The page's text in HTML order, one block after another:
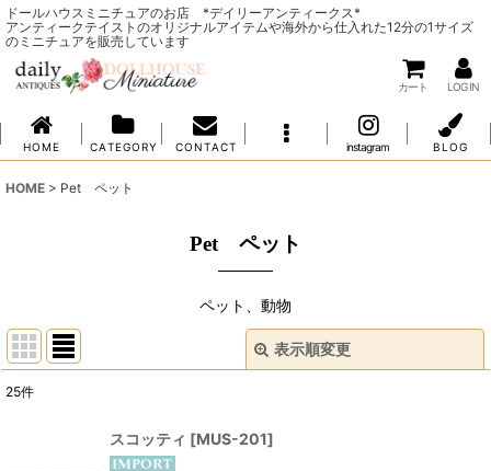
ドールハウスミニチュアのお店 *デイリーアンティークス*
アンティークテイストのオリジナルアイテムや海外から仕入れた12分の1サイズ
のミニチュアを販売しています
カート LOG IN
H O M E C A T E G O R Y C O N T A C T instagram B L O G
HOME > Pet ペット
Pet ペット
ペット、動物
表示順変更
25件
スコッティ [MUS-201]